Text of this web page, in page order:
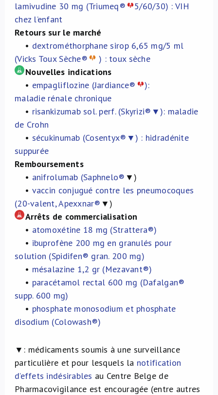
lamivudine 30 mg (Triumeq®
5/60/30) : VIH
chez l’enfant
Retours sur le marché
• dextrométhorphane sirop 6,65 mg/5 ml
(Vicks Toux Sèche®
) : toux sèche
Nouvelles indications
• empagliflozine (Jardiance®
):
maladie rénale chronique
• risankizumab sol. perf. (Skyrizi® ▼): maladie
de Crohn
• sécukinumab (Cosentyx® ▼) : hidradénite
suppurée
Remboursements
• anifrolumab (Saphnelo® ▼)
• vaccin conjugué contre les pneumocoques
(20-valent, Apexxnar® ▼)
Arrêts de commercialisation
• atomoxétine 18 mg (Strattera®)
• ibuprofène 200 mg en granulés pour
solution (Spidifen® gran. 200 mg)
• mésalazine 1,2 gr (Mezavant®)
• paracétamol rectal 600 mg (Dafalgan®
supp. 600 mg)
• phosphate monosodium et phosphate
disodium (Colowash®)
▼: médicaments soumis à une surveillance
particulière et pour lesquels la notification
d’effets indésirables au Centre Belge de
Pharmacovigilance est encouragée (entre autres